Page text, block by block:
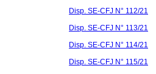
Disp. SE-CFJ N° 112/21
Disp. SE-CFJ N° 113/21
Disp. SE-CFJ N° 114/21
Disp. SE-CFJ N° 115/21